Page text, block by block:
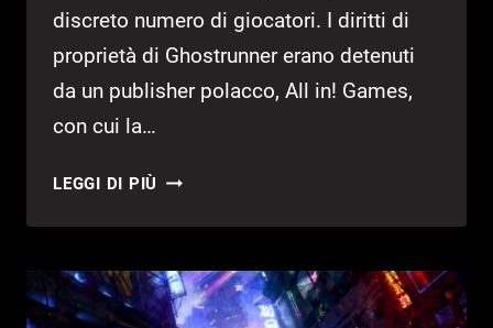
discreto numero di giocatori. I diritti di
proprietà di Ghostrunner erano detenuti
da un publisher polacco, All in! Games,
con cui la…
LEGGI DI PIÙ 505
L’IP
DI